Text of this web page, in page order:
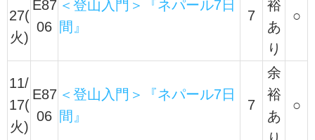
27(
火)
E87
06
＜登山入門＞『ネパール7日
間』
7
裕
あ
り
○
11/
17(
火)
E87
06
＜登山入門＞『ネパール7日
間』
7
余
裕
あ
○